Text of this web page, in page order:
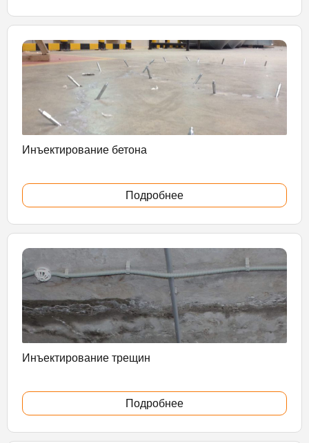
Инъектирование бетона
Подробнее
Инъектирование трещин
Подробнее